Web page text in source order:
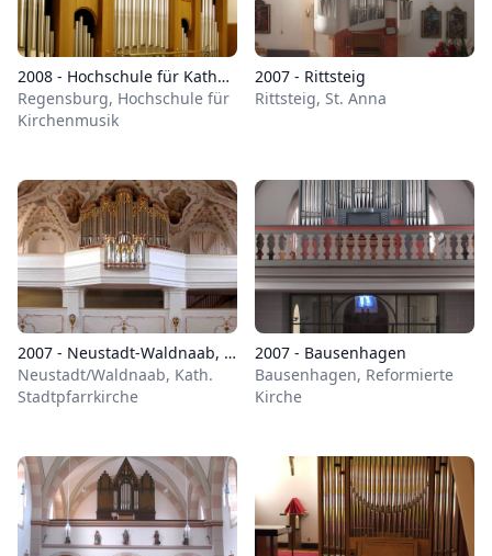
2008 - Hochschule für Katholische Kirchenmusik
Regensburg, Hochschule für
Kirchenmusik
2007 - Rittsteig
Rittsteig, St. Anna
2007 - Neustadt-Waldnaab, Kath. Pfarrkirche St. Georg
Neustadt/Waldnaab, Kath.
Stadtpfarrkirche
2007 - Bausenhagen
Bausenhagen, Reformierte
Kirche